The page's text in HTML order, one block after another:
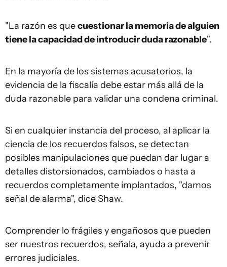
"La razón es quecuestionar la memoria de alguien
tiene la capacidad de introducir duda razonable".
En la mayoría de los sistemas acusatorios, la
evidencia de la fiscalía debe estar más allá de la
duda razonable para validar una condena criminal.
Si en cualquier instancia del proceso, al aplicar la
ciencia de los recuerdos falsos, se detectan
posibles manipulaciones que puedan dar lugar a
detalles distorsionados, cambiados o hasta a
recuerdos completamente implantados, "damos
señal de alarma", dice Shaw.
Comprender lo frágiles y engañosos que pueden
ser nuestros recuerdos, señala, ayuda a prevenir
errores judiciales.